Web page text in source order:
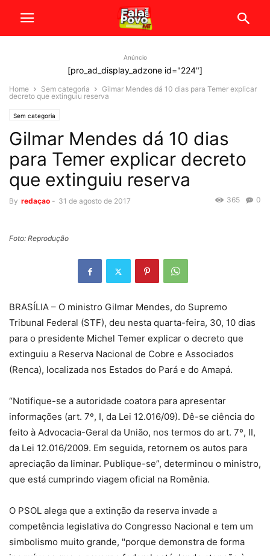
Anúncio
[pro_ad_display_adzone id="224"]
Home Sem categoria
Gilmar Mendes dá 10 dias para Temer explicar
decreto que extinguiu reserva
Sem categoria
Gilmar Mendes dá 10 dias
para Temer explicar decreto
que extinguiu reserva
By redaçao - 31 de agosto de 2017 0
365
Foto: Reprodução
BRASÍLIA – O ministro Gilmar Mendes, do Supremo
Tribunal Federal (STF), deu nesta quarta-feira, 30, 10 dias
para o presidente Michel Temer explicar o decreto que
extinguiu a Reserva Nacional de Cobre e Associados
(Renca), localizada nos Estados do Pará e do Amapá.
“Notifique-se a autoridade coatora para apresentar
informações (art. 7º, I, da Lei 12.016/09). Dê-se ciência do
feito à Advocacia-Geral da União, nos termos do art. 7º, II,
da Lei 12.016/2009. Em seguida, retornem os autos para
apreciação da liminar. Publique-se”, determinou o ministro,
que está cumprindo viagem oficial na Romênia.
O PSOL alega que a extinção da reserva invade a
competência legislativa do Congresso Nacional e tem um
simbolismo muito grande, "porque demonstra de forma